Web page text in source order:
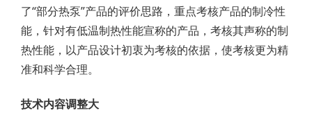
了“部分热泵”产品的评价思路，重点考核产品的制冷性
能，针对有低温制热性能宣称的产品，考核其声称的制
热性能，以产品设计初衷为考核的依据，使考核更为精
准和科学合理。
技术内容调整大